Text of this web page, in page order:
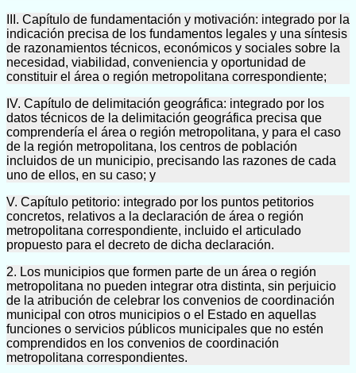
III. Capítulo de fundamentación y motivación: integrado por la
indicación precisa de los fundamentos legales y una síntesis
de razonamientos técnicos, económicos y sociales sobre la
necesidad, viabilidad, conveniencia y oportunidad de
constituir el área o región metropolitana correspondiente;
IV. Capítulo de delimitación geográfica: integrado por los
datos técnicos de la delimitación geográfica precisa que
comprendería el área o región metropolitana, y para el caso
de la región metropolitana, los centros de población
incluidos de un municipio, precisando las razones de cada
uno de ellos, en su caso; y
V. Capítulo petitorio: integrado por los puntos petitorios
concretos, relativos a la declaración de área o región
metropolitana correspondiente, incluido el articulado
propuesto para el decreto de dicha declaración.
2. Los municipios que formen parte de un área o región
metropolitana no pueden integrar otra distinta, sin perjuicio
de la atribución de celebrar los convenios de coordinación
municipal con otros municipios o el Estado en aquellas
funciones o servicios públicos municipales que no estén
comprendidos en los convenios de coordinación
metropolitana correspondientes.